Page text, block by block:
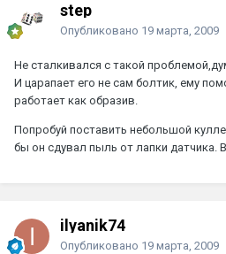
step
Опубликовано 19 марта, 2009
Не сталкивался с такой
И царапает его не сам болтик, ему
работает как образив.
Попробуй поставить небольшой
бы он сдувал пыль от лапки
ilyanik74
Опубликовано 19 марта, 2009